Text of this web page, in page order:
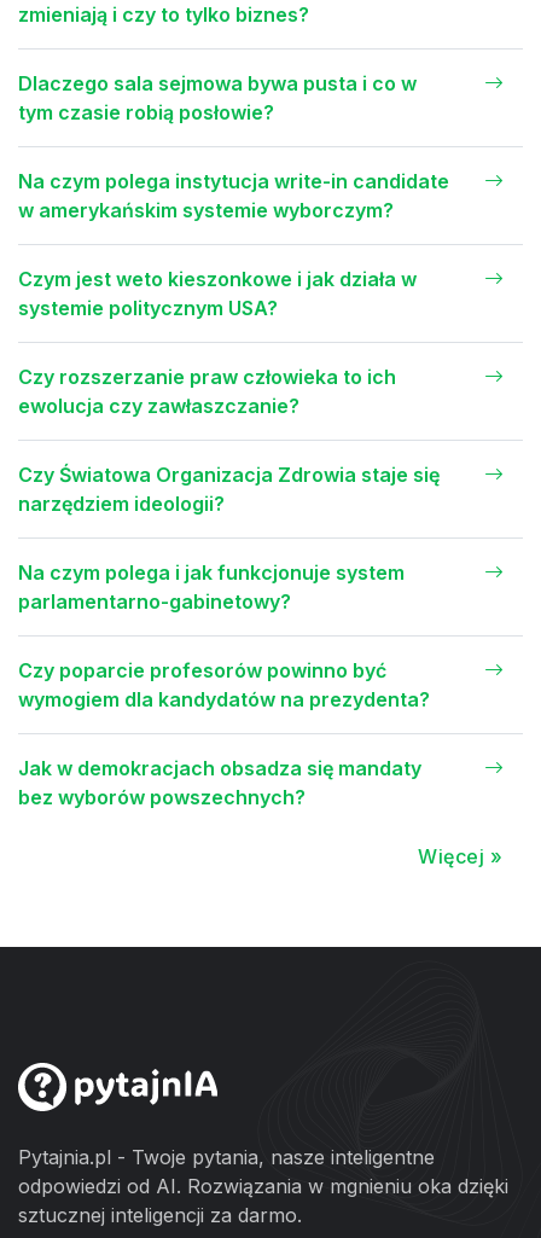
zmieniają i czy to tylko biznes?
Dlaczego sala sejmowa bywa pusta i co w
tym czasie robią posłowie?
Na czym polega instytucja write-in candidate
w amerykańskim systemie wyborczym?
Czym jest weto kieszonkowe i jak działa w
systemie politycznym USA?
Czy rozszerzanie praw człowieka to ich
ewolucja czy zawłaszczanie?
Czy Światowa Organizacja Zdrowia staje się
narzędziem ideologii?
Na czym polega i jak funkcjonuje system
parlamentarno-gabinetowy?
Czy poparcie profesorów powinno być
wymogiem dla kandydatów na prezydenta?
Jak w demokracjach obsadza się mandaty
bez wyborów powszechnych?
Więcej »
Pytajnia.pl - Twoje pytania, nasze inteligentne
odpowiedzi od AI. Rozwiązania w mgnieniu oka dzięki
sztucznej inteligencji za darmo.